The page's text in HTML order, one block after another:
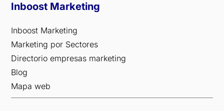
Inboost Marketing
Inboost Marketing
Marketing por Sectores
Directorio empresas marketing
Blog
Mapa web